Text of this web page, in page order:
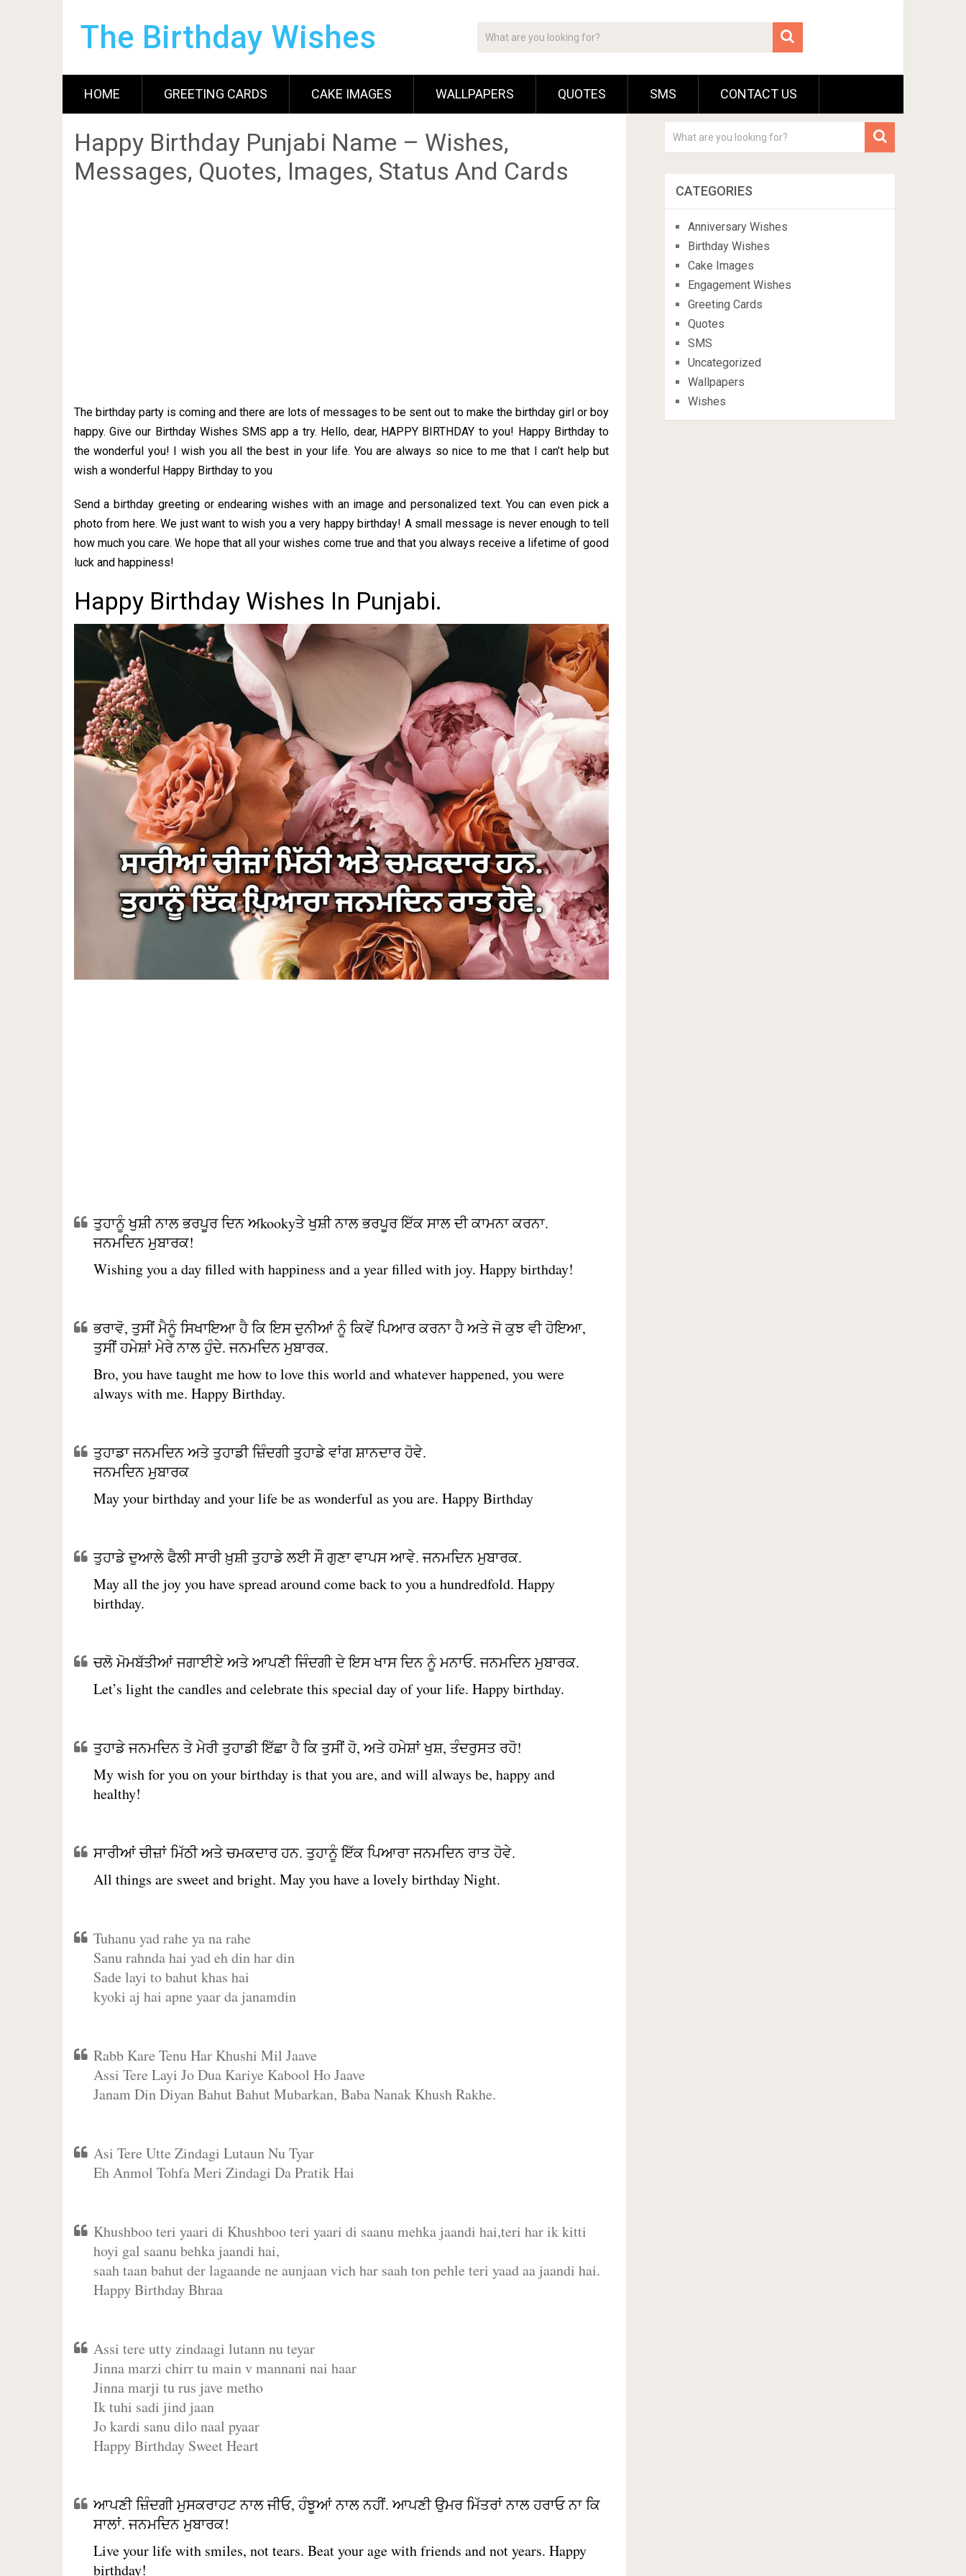
The Birthday Wishes
HOME GREETING CARDS CAKE IMAGES WALLPAPERS QUOTES SMS CONTACT US
Happy Birthday Punjabi Name – Wishes,
Messages, Quotes, Images, Status And Cards
The birthday party is coming and there are lots of messages to be sent out to make the birthday girl or boy
happy. Give our Birthday Wishes SMS app a try. Hello, dear, HAPPY BIRTHDAY to you! Happy Birthday to
the wonderful you! I wish you all the best in your life. You are always so nice to me that I can’t help but
wish a wonderful Happy Birthday to you
Send a birthday greeting or endearing wishes with an image and personalized text. You can even pick a
photo from here. We just want to wish you a very happy birthday! A small message is never enough to tell
how much you care. We hope that all your wishes come true and that you always receive a lifetime of good
luck and happiness!
Happy Birthday Wishes In Punjabi.
ਤੁਹਾਨੂੰ ਖੁਸ਼ੀ ਨਾਲ ਭਰਪੂਰ ਦਿਨ ਅkookyਤੇ ਖੁਸ਼ੀ ਨਾਲ ਭਰਪੂਰ ਇੱਕ ਸਾਲ ਦੀ ਕਾਮਨਾ ਕਰਨਾ.
ਜਨਮਦਿਨ ਮੁਬਾਰਕ!
Wishing you a day filled with happiness and a year filled with joy. Happy birthday!
ਭਰਾਵੋ, ਤੁਸੀਂ ਮੈਨੂੰ ਸਿਖਾਇਆ ਹੈ ਕਿ ਇਸ ਦੁਨੀਆਂ ਨੂੰ ਕਿਵੇਂ ਪਿਆਰ ਕਰਨਾ ਹੈ ਅਤੇ ਜੋ ਕੁਝ ਵੀ ਹੋਇਆ,
ਤੁਸੀਂ ਹਮੇਸ਼ਾਂ ਮੇਰੇ ਨਾਲ ਹੁੰਦੇ. ਜਨਮਦਿਨ ਮੁਬਾਰਕ.
Bro, you have taught me how to love this world and whatever happened, you were
always with me. Happy Birthday.
ਤੁਹਾਡਾ ਜਨਮਦਿਨ ਅਤੇ ਤੁਹਾਡੀ ਜ਼ਿੰਦਗੀ ਤੁਹਾਡੇ ਵਾਂਗ ਸ਼ਾਨਦਾਰ ਹੋਵੇ.
ਜਨਮਦਿਨ ਮੁਬਾਰਕ
May your birthday and your life be as wonderful as you are. Happy Birthday
ਤੁਹਾਡੇ ਦੁਆਲੇ ਫੈਲੀ ਸਾਰੀ ਖ਼ੁਸ਼ੀ ਤੁਹਾਡੇ ਲਈ ਸੌ ਗੁਣਾ ਵਾਪਸ ਆਵੇ. ਜਨਮਦਿਨ ਮੁਬਾਰਕ.
May all the joy you have spread around come back to you a hundredfold. Happy
birthday.
ਚਲੋ ਮੋਮਬੱਤੀਆਂ ਜਗਾਈਏ ਅਤੇ ਆਪਣੀ ਜਿੰਦਗੀ ਦੇ ਇਸ ਖਾਸ ਦਿਨ ਨੂੰ ਮਨਾਓ. ਜਨਮਦਿਨ ਮੁਬਾਰਕ.
Let’s light the candles and celebrate this special day of your life. Happy birthday.
ਤੁਹਾਡੇ ਜਨਮਦਿਨ ਤੇ ਮੇਰੀ ਤੁਹਾਡੀ ਇੱਛਾ ਹੈ ਕਿ ਤੁਸੀਂ ਹੋ, ਅਤੇ ਹਮੇਸ਼ਾਂ ਖੁਸ਼, ਤੰਦਰੁਸਤ ਰਹੋ!
My wish for you on your birthday is that you are, and will always be, happy and
healthy!
ਸਾਰੀਆਂ ਚੀਜ਼ਾਂ ਮਿੱਠੀ ਅਤੇ ਚਮਕਦਾਰ ਹਨ. ਤੁਹਾਨੂੰ ਇੱਕ ਪਿਆਰਾ ਜਨਮਦਿਨ ਰਾਤ ਹੋਵੇ.
All things are sweet and bright. May you have a lovely birthday Night.
Tuhanu yad rahe ya na rahe
Sanu rahnda hai yad eh din har din
Sade layi to bahut khas hai
kyoki aj hai apne yaar da janamdin
Rabb Kare Tenu Har Khushi Mil Jaave
Assi Tere Layi Jo Dua Kariye Kabool Ho Jaave
Janam Din Diyan Bahut Bahut Mubarkan, Baba Nanak Khush Rakhe.
Asi Tere Utte Zindagi Lutaun Nu Tyar
Eh Anmol Tohfa Meri Zindagi Da Pratik Hai
Khushboo teri yaari di Khushboo teri yaari di saanu mehka jaandi hai,teri har ik kitti
hoyi gal saanu behka jaandi hai,
saah taan bahut der lagaande ne aunjaan vich har saah ton pehle teri yaad aa jaandi hai.
Happy Birthday Bhraa
Assi tere utty zindaagi lutann nu teyar
Jinna marzi chirr tu main v mannani nai haar
Jinna marji tu rus jave metho
Ik tuhi sadi jind jaan
Jo kardi sanu dilo naal pyaar
Happy Birthday Sweet Heart
ਆਪਣੀ ਜ਼ਿੰਦਗੀ ਮੁਸਕਰਾਹਟ ਨਾਲ ਜੀਓ, ਹੰਝੂਆਂ ਨਾਲ ਨਹੀਂ. ਆਪਣੀ ਉਮਰ ਮਿੱਤਰਾਂ ਨਾਲ ਹਰਾਓ ਨਾ ਕਿ
ਸਾਲਾਂ. ਜਨਮਦਿਨ ਮੁਬਾਰਕ!
Live your life with smiles, not tears. Beat your age with friends and not years. Happy
birthday!
CATEGORIES
Anniversary Wishes
Birthday Wishes
Cake Images
Engagement Wishes
Greeting Cards
Quotes
SMS
Uncategorized
Wallpapers
Wishes